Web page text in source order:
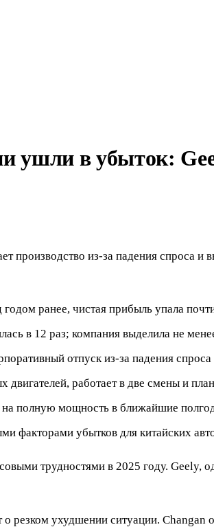
ушли в убыток:
производство из-за падения спроса
ранее, чистая прибыль упала
в 12 раз; компания выделила не
отпуск из-за падения
двигателей, работает в две смены и
полную мощность в ближайшие
факторами убытков для китайских
трудностями в 2025 году.
о резком ухудшении ситуации.